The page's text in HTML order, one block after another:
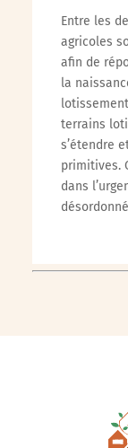
Entre les
agricoles
afin de
la
terrains
s’étendre
primitives.
dans